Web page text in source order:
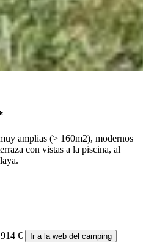
amplias (> 160m2), modernos
con vistas a la piscina, al
914 € Ir a la web del camping